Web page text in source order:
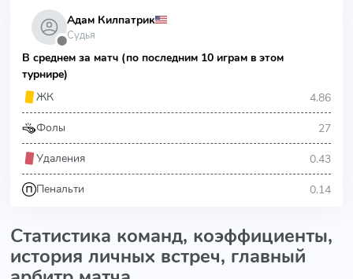
⬤
Адам Килпатрик
Судья
В среднем за матч (по последним 10 играм в этом
турнире)
ЖК
4.86
Фолы 27
Удаления 0.43
Пенальти 0.14
Статистика команд, коэффициенты,
история личных встреч, главный